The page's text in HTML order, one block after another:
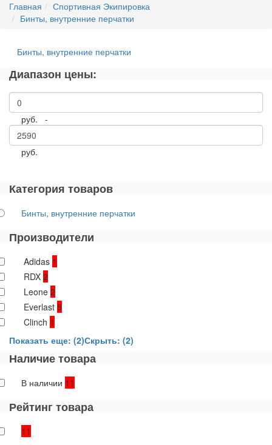
Главная
Спортивная Экипировка
Бинты, внутренние перчатки
Бинты, внутренние перчатки
Диапазон цены:
руб. -
руб.
Категория товаров
Бинты, внутренние перчатки
Производители
Adidas 1
RDX 2
Leone 2
Everlast 5
Clinch 1
Показать еще: (2)Скрыть: (2)
Наличие товара
В наличии 11
Рейтинг товара
11